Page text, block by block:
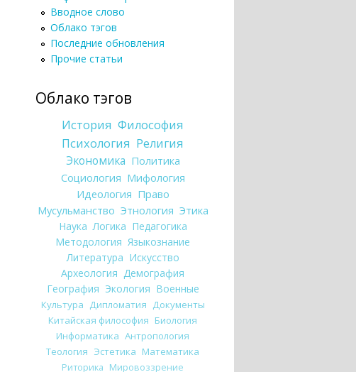
Вводное слово
Облако тэгов
Последние обновления
Прочие статьи
Облако тэгов
История Философия
Психология Религия
Экономика Политика
Социология Мифология
Идеология Право
Мусульманство Этнология Этика
Наука Логика Педагогика
Методология Языкознание
Литература Искусство
Археология Демография
География Экология Военные
Культура Дипломатия Документы
Китайская философия Биология
Информатика Антропология
Теология Эстетика Математика
Риторика Мировоззрение